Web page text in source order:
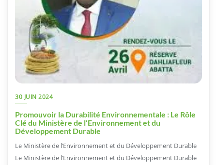
30 JUIN 2024
Promouvoir la Durabilité Environnementale : Le Rôle
Clé du Ministère de l’Environnement et du
Développement Durable
Le Ministère de l’Environnement et du Développement Durable
Le Ministère de l’Environnement et du Développement Durable